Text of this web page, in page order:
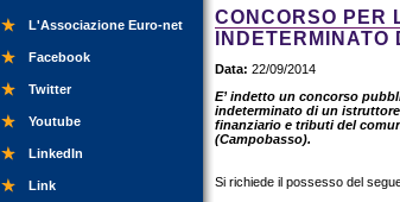
L'Associazione Euro-net
Facebook
Twitter
Youtube
LinkedIn
Link
CONCORSO PER
Data: 22/09/2014
E’ indetto un concorso
indeterminato di un
finanziario e tributi del
(Campobasso).
Si richiede il possesso del